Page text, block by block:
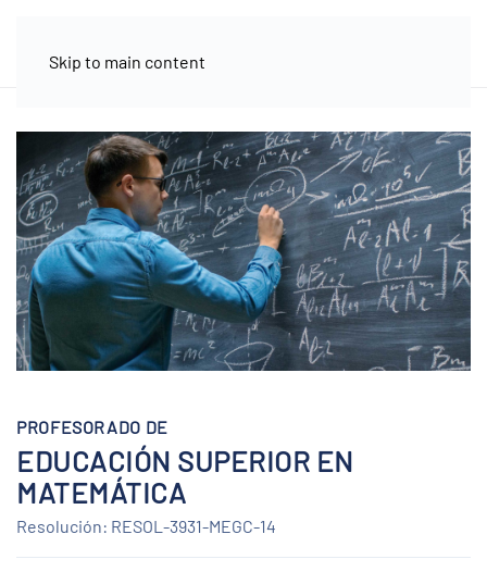
Skip to main content
PROFESORADO DE
EDUCACIÓN SUPERIOR EN
MATEMÁTICA
Resolución: RESOL-3931-MEGC-14